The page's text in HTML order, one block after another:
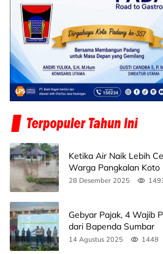
Ketika Air Naik Lebih
Warga Pangkalan
Banjir
28 Desember 2025
Gebyar Pajak, 4 Wajib
dari Bapenda Sumbar
14 Agustus 2025 1448